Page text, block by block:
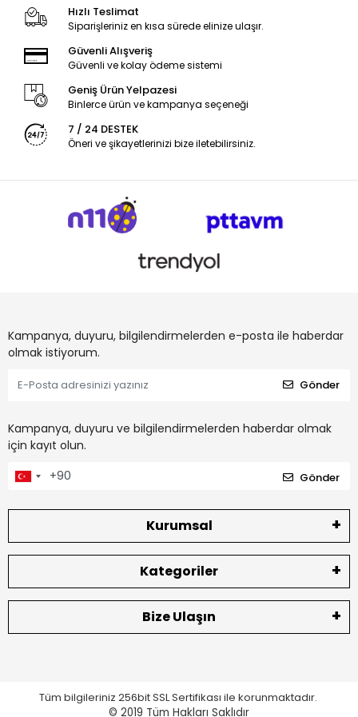
Hızlı Teslimat
Siparişleriniz en kısa sürede elinize ulaşır.
Güvenli Alışveriş
Güvenli ve kolay ödeme sistemi
Geniş Ürün Yelpazesi
Binlerce ürün ve kampanya seçeneği
7 / 24 DESTEK
Öneri ve şikayetlerinizi bize iletebilirsiniz.
Kampanya, duyuru, bilgilendirmelerden e-posta ile haberdar
olmak istiyorum.
Gönder
Kampanya, duyuru ve bilgilendirmelerden haberdar olmak
için kayıt olun.
Gönder
Kurumsal
Kategoriler
Bize Ulaşın
Tüm bilgileriniz 256bit SSL Sertifikası ile korunmaktadır.
© 2019 Tüm Hakları Saklıdır